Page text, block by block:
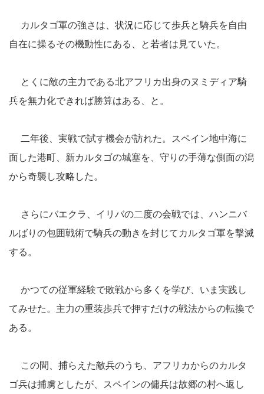
カルタゴ軍の強さは、状況に応じて歩兵と騎兵を自由
自在に操るその機動性にある、と若者は見ていた。
とくに敵の主力である北アフリカ出身のヌミディア騎
兵を無力化できれば勝算はある、と。
二年後、実戦で試す機会が訪れた。スペイン地中海に
面した港町、新カルタゴの城塞を、守りの手薄な側面の潟
から奇襲し攻略した。
さらにバエクラ、イリバの二度の会戦では、ハンニバ
ルばりの包囲戦術で騎兵の動きを封じてカルタゴ軍を撃滅
する。
かつての従軍経験で敗戦から多くを学び、いま実践し
てみせた。主力の重装歩兵で押すだけの戦法からの転換で
ある。
この間、捕らえた敵兵のうち、アフリカからのカルタ
ゴ兵は捕虜としたが、スペインの傭兵は故郷の村へ返し